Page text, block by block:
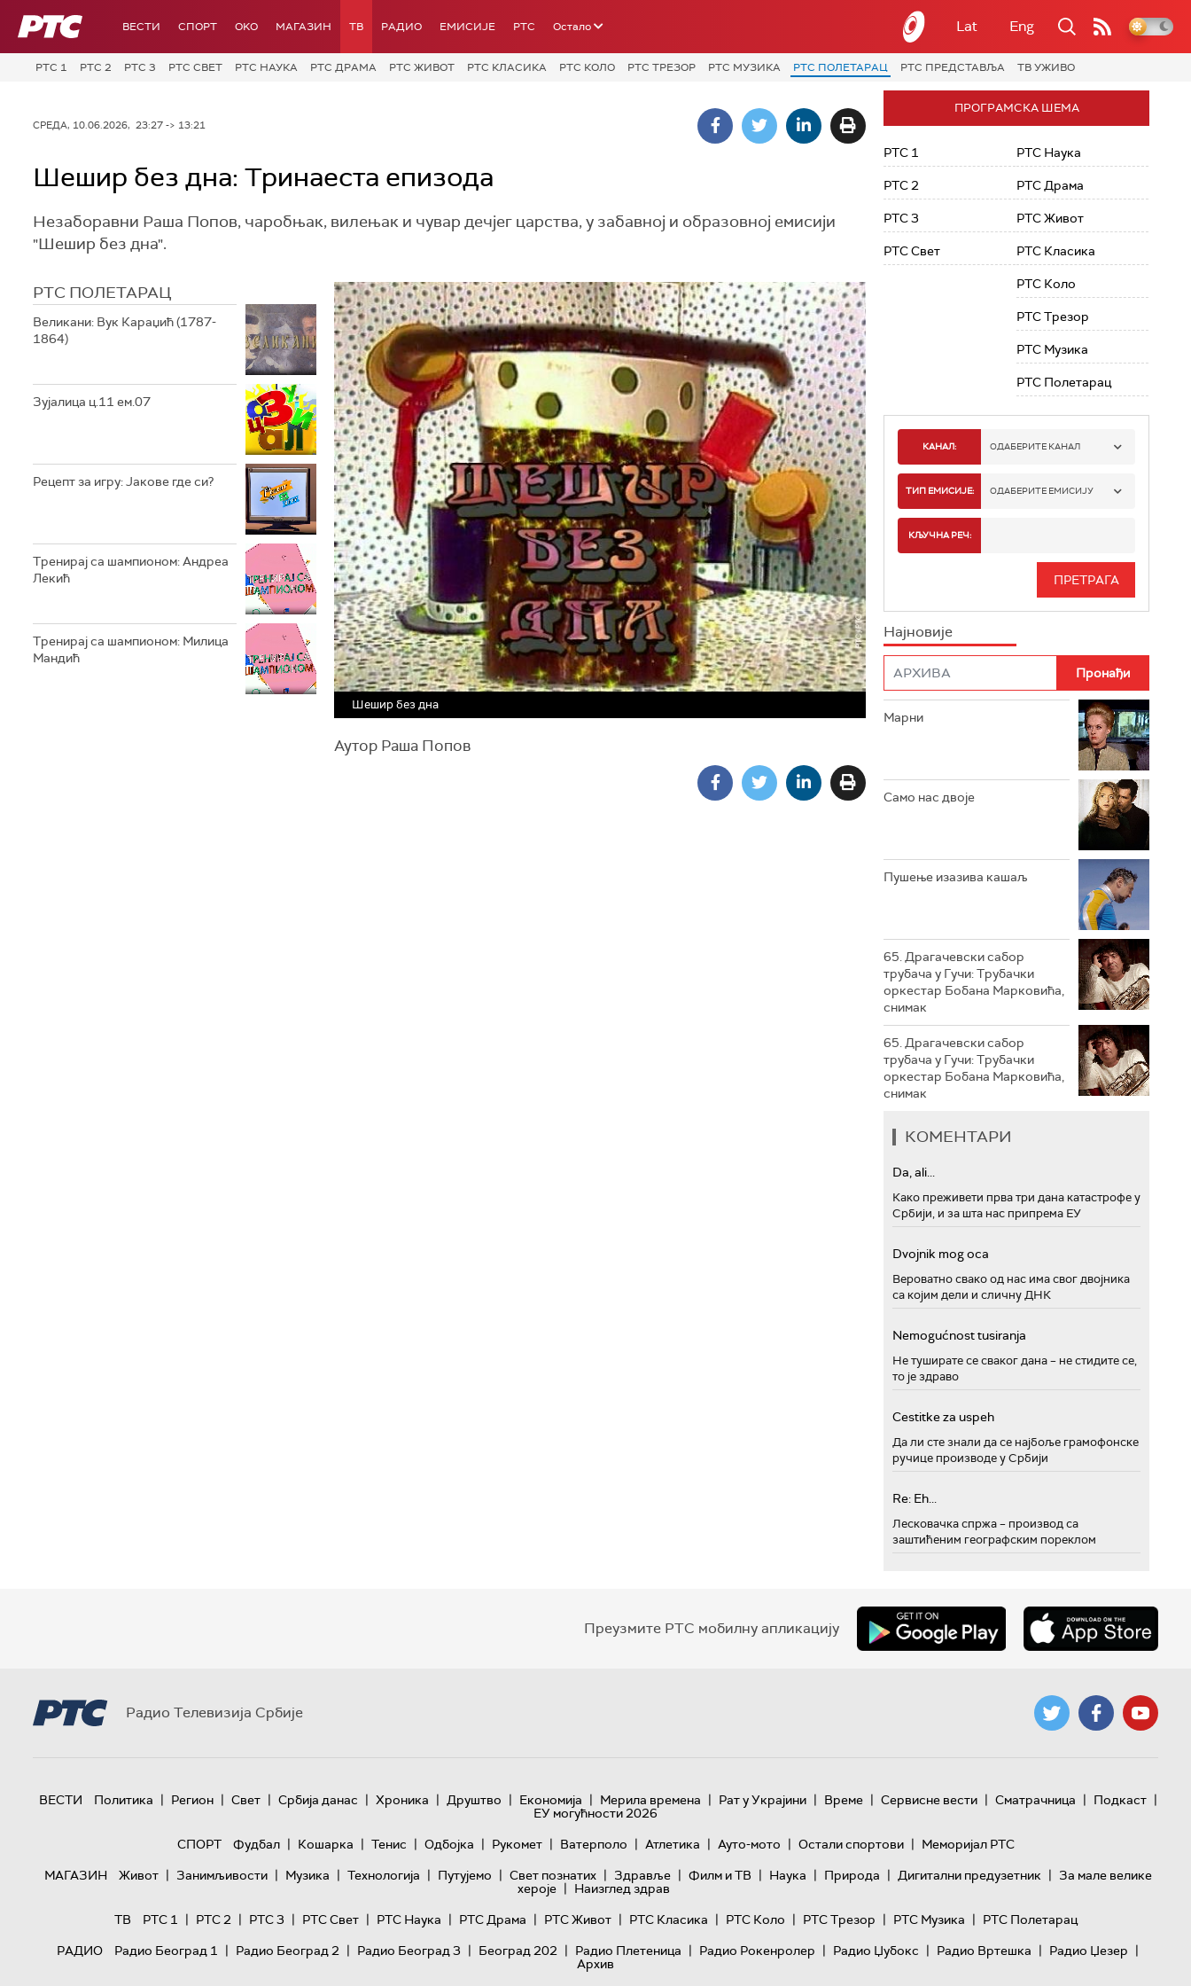
РТС ВЕСТИ СПОРТ OKO МАГАЗИН ТВ РАДИО ЕМИСИЈЕ РТС Остало Lat Eng
РТС 1 РТС 2 РТС 3 РТС СВЕТ РТС НАУКА РТС ДРАМА РТС ЖИВОТ РТС КЛАСИКА РТС КОЛО РТС ТРЕЗОР РТС МУЗИКА РТС ПОЛЕТАРАЦ РТС ПРЕДСТАВЉА ТВ УЖИВО
СРЕДА, 10.06.2026, 23:27 -> 13:21
Шешир без дна: Тринаеста епизода
Незаборавни Раша Попов‚ чаробњак, вилењак и чувар дечјег царства, у забавној и образовној емисији
"Шешир без дна".
РТС ПОЛЕТАРАЦ
Великани: Вук Караџић (1787-
1864)
Зујалица ц.11 ем.07
Рецепт за игру: Јакове где си?
Тренирај са шампионом: Андреа
Лекић
Тренирај са шампионом: Милица
Мандић
Шешир без дна
Аутор Раша Попов
ПРОГРАМСКА ШЕМА
РТС 1
РТС 2
РТС 3
РТС Свет
РТС Наука
РТС Драма
РТС Живот
РТС Класика
РТС Коло
РТС Трезор
РТС Музика
РТС Полетарац
КАНАЛ: ОДАБЕРИТЕ КАНАЛ
РТС 1
РТС 3
РТС КЛАСИКА
РТС ТРЕЗОР
РТС ПОЛЕТАРАЦ
ТИП ЕМИСИЈЕ: ОДАБЕРИТЕ ЕМИСИЈУ
КЉУЧНА РЕЧ:
Најновије
Марни
Само нас двоје
Пушење изазива кашаљ
65. Драгачевски сабор
трубача у Гучи: Трубачки
оркестар Бобана Марковића,
снимак
65. Драгачевски сабор
трубача у Гучи: Трубачки
оркестар Бобана Марковића,
снимак
КОМЕНТАРИ
Da, ali...
Како преживети прва три дана катастрофе у
Србији, и за шта нас припрема ЕУ
Dvojnik mog oca
Вероватно свако од нас има свог двојника
са којим дели и сличну ДНК
Nemogućnost tusiranja
Не туширате се сваког дана – не стидите се,
то је здраво
Cestitke za uspeh
Да ли сте знали да се најбоље грамофонске
ручице производе у Србији
Re: Eh...
Лесковачка спржа – производ са
заштићеним географским пореклом
Преузмите РТС мобилну апликацију
Радио Телевизија Србије
ВЕСТИ Политика | Регион | Свет | Србија данас | Хроника | Друштво | Економија | Мерила времена | Рат у Украјини | Време | Сервисне вести | Сматрачница | Подкаст |
ЕУ могућности 2026
СПОРТ
Фудбал | Кошарка | Тенис | Одбојка | Рукомет | Ватерполо | Атлетика | Ауто-мото | Остали спортови | Меморијал РТС
МАГАЗИН
Живот | Занимљивости | Музика | Технологијa | Путујемо | Свет познатих | Здравље | Филм и ТВ | Наука | Природа | Дигитални предузетник | За мале велике
хероје | Наизглед здрав
ТВ
РТС 1 | РТС 2 | РТС 3 | РТС Свет | РТС Наука | РТС Драма | РТС Живот | РТС Класика | РТС Коло | РТС Трезор | РТС Музика | РТС Полетарац
РАДИО
Радио Београд 1 | Радио Београд 2 | Радио Београд 3 | Београд 202 | Радио Плетеница | Радио Рокенролер | Радио Џубокс | Радио Вртешка | Радио Џезер |
Архив